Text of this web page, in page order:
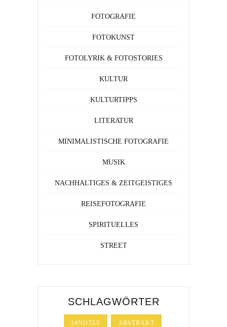
FOTOGRAFIE
FOTOKUNST
FOTOLYRIK & FOTOSTORIES
KULTUR
KULTURTIPPS
LITERATUR
MINIMALISTISCHE FOTOGRAFIE
MUSIK
NACHHALTIGES & ZEITGEISTIGES
REISEFOTOGRAFIE
SPIRITUELLES
STREET
SCHLAGWÖRTER
24NOTES ABSTRAKT